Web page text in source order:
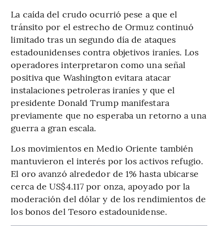
La caída del crudo ocurrió pese a que el
tránsito por el estrecho de Ormuz continuó
limitado tras un segundo día de ataques
estadounidenses contra objetivos iraníes. Los
operadores interpretaron como una señal
positiva que Washington evitara atacar
instalaciones petroleras iraníes y que el
presidente Donald Trump manifestara
previamente que no esperaba un retorno a una
guerra a gran escala.
Los movimientos en Medio Oriente también
mantuvieron el interés por los activos refugio.
El oro avanzó alrededor de 1% hasta ubicarse
cerca de US$4.117 por onza, apoyado por la
moderación del dólar y de los rendimientos de
los bonos del Tesoro estadounidense.